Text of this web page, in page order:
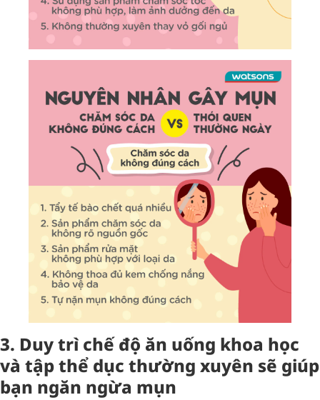
3. Duy trì chế độ ăn uống khoa học
và tập thể dục thường xuyên sẽ giúp
bạn ngăn ngừa mụn